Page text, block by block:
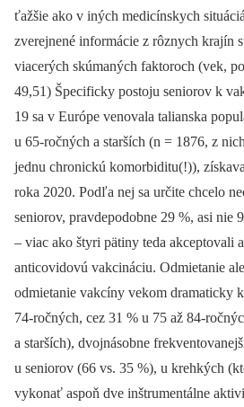
ťažšie ako v iných medicínskych
zverejnené informácie z rôznych krajín
viacerých skúmaných faktoroch (vek,
49,51) Špecificky postoju seniorov k
19 sa v Európe venovala talianska
u 65-ročných a starších (n = 1876, z
jednu chronickú komorbiditu(!)),
roka 2020. Podľa nej sa určite chcelo
seniorov, pravdepodobne 29 %, asi nie
–⁠ viac ako štyri pätiny teda akceptovali
anticovidovú vakcináciu. Odmietanie
odmietanie vakcíny vekom dramaticky
74-ročných, cez 31 % u 75 až 84-
a starších), dvojnásobne
u seniorov (66 vs. 35 %), u krehkých
vykonať aspoň dve inštrumentálne